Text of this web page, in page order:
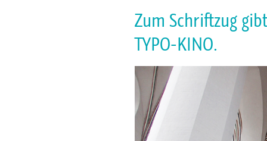
Zum Schriftzug
TYPO-KINO.